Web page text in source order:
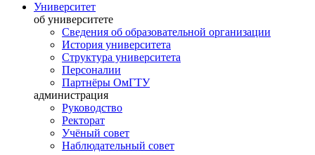
Университет
об университете
Сведения об образовательной организации
История университета
Структура университета
Персоналии
Партнёры ОмГТУ
администрация
Руководство
Ректорат
Учёный совет
Наблюдательный совет